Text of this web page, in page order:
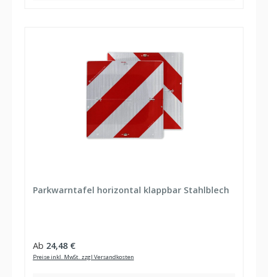
Parkwarntafel horizontal klappbar Stahlblech
Regulärer Preis:
Ab 24,48 €
Preise inkl. MwSt. zzgl Versandkosten